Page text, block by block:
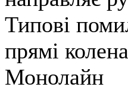
Типові
прямі колена
Монолайн